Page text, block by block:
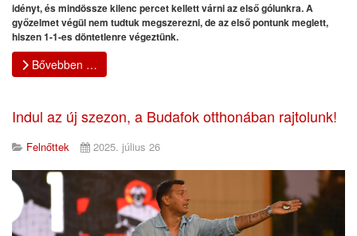
idényt, és mindössze kilenc percet kellett várni az első gólunkra. A
győzelmet végül nem tudtuk megszerezni, de az első pontunk meglett,
hiszen 1-1-es döntetlenre végeztünk.
Bővebben …
Indul az új szezon, a Budafok otthonában rajtolunk!
Felnőttek 2025. július 26